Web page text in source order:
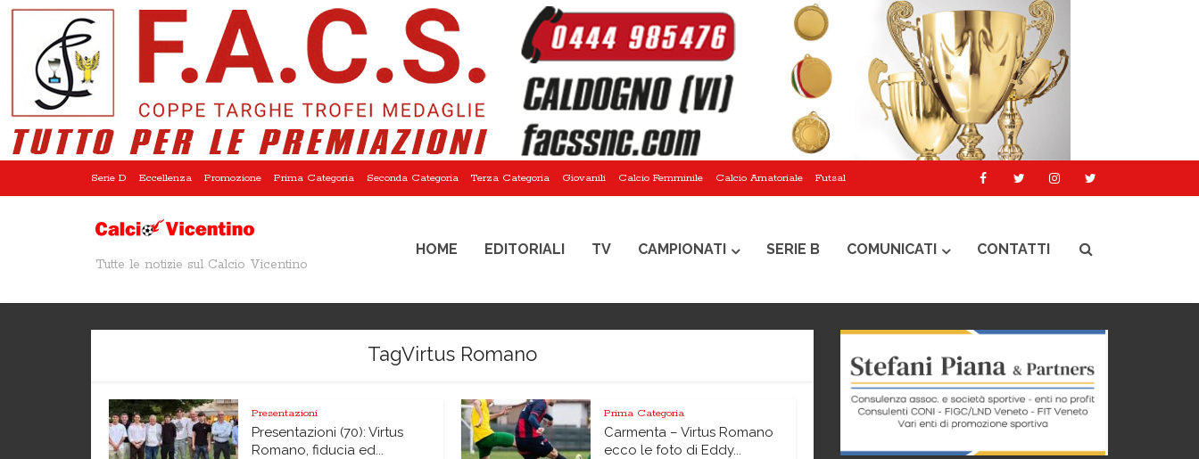
Serie D Eccellenza Promozione Prima Categoria Seconda Categoria Terza Categoria Giovanili Calcio Femminile Calcio Amatoriale Futsal
Tutte le notizie sul Calcio Vicentino
HOME EDITORIALI TV CAMPIONATI SERIE B COMUNICATI CONTATTI
TagVirtus Romano
Presentazioni
Presentazioni (70): Virtus
Romano, fiducia ed...
Prima Categoria
Carmenta – Virtus Romano
ecco le foto di Eddy...